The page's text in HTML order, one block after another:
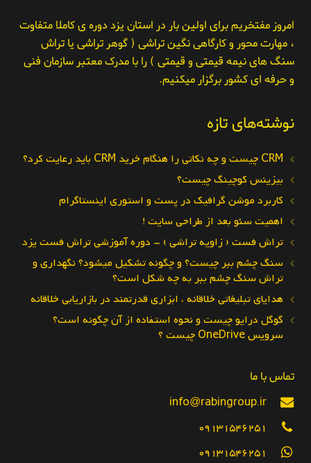
امروز مفتخریم برای اولین بار در استان یزد دوره ی کاملا متفاوت
، مهارت محور و کارگاهی نگین تراشی ( گوهر تراشی یا تراش
سنگ های نیمه قیمتی و قیمتی ) را با مدرک معتبر سازمان فنی
و حرفه ای کشور برگزار میکنیم.
نوشته‌های تازه
CRM چیست و چه نکاتی را هنگام خرید CRM باید رعایت کرد؟
بیزینس کوچینگ چیست؟
کاربرد موشن گرافیک در پست و استوری اینستاگرام
اهمیت سئو بعد از طراحی سایت !
تراش فست ( زاویه تراشی ) – دوره آموزشی تراش فست یزد
سنگ چشم ببر چیست؟ و چگونه تشکیل میشود؟ نگهداری و
تراش سنگ چشم ببر به چه شکل است؟
هدایای تبلیغاتی خلاقانه ، ابزاری قدرتمند در بازاریابی خلاقانه
گوگل درایو چیست و نحوه استفاده از آن چگونه است؟
سرویس OneDrive چیست ؟
تماس با ما
info@rabingroup.ir
09131546251
09131546251